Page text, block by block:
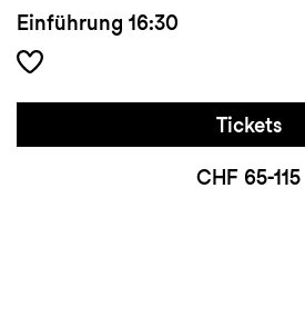
Einführung 16:30
Tickets
CHF 65-115